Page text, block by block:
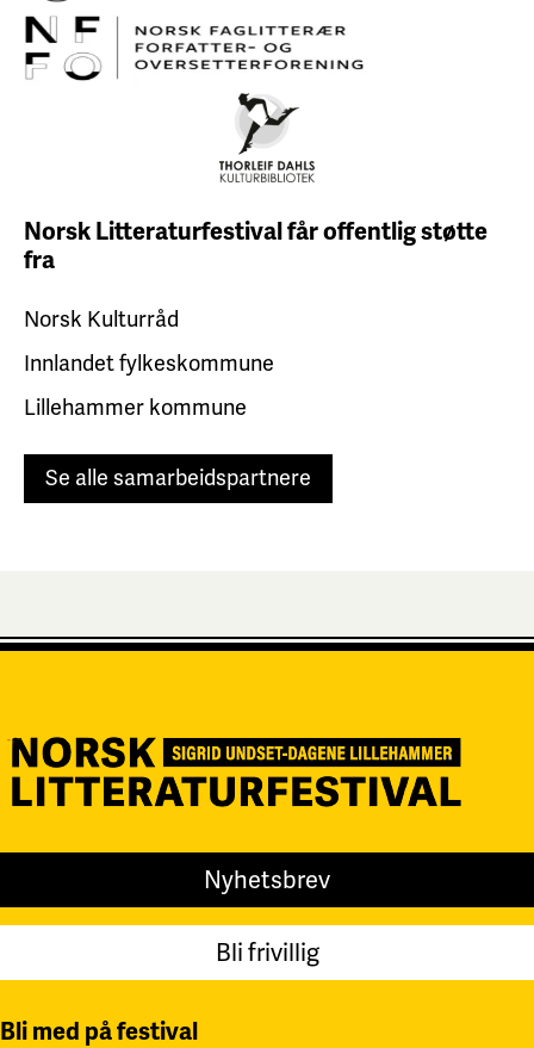
Norsk Litteraturfestival fåroffentlig støtte
fra
Norsk Kulturråd
Innlandet fylkeskommune
Lillehammer kommune
Se alle samarbeidspartnere
Nyhetsbrev
Bli frivillig
Bli med på festival